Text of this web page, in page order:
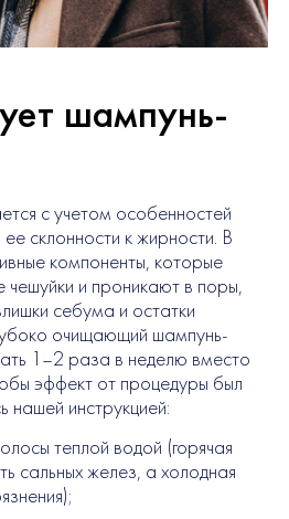
шампунь-
с учетом особенностей
склонности к жирности. В
компоненты, которые
и проникают в поры,
себума и остатки
очищающий шампунь-
1–2 раза в неделю вместо
эффект от процедуры был
нашей инструкцией:
теплой водой (горячая
сальных желез, а холодная